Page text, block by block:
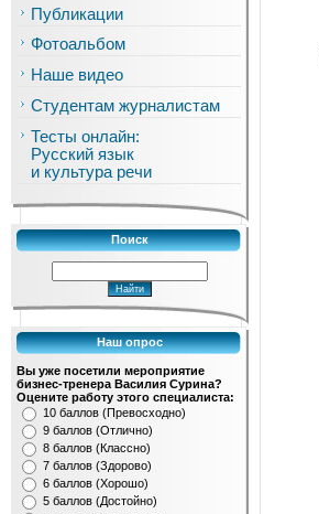
Публикации
Фотоальбом
Наше видео
Студентам журналистам
Тесты онлайн:
Русский язык
и культура речи
Поиск
Наш опрос
Вы уже посетили мероприятие
бизнес-тренера Василия Сурина?
Оцените работу этого специалиста:
10 баллов (Превосходно)
9 баллов (Отлично)
8 баллов (Классно)
7 баллов (Здорово)
6 баллов (Хорошо)
5 баллов (Достойно)